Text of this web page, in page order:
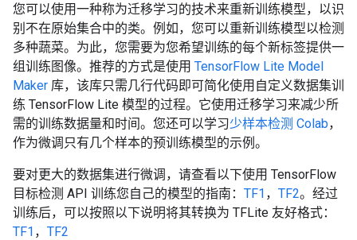
您可以使用一种称为迁移学习的技术来重新训练模型，以识
别不在原始集合中的类。例如，您可以重新训练模型以检测
多种蔬菜。为此，您需要为您希望训练的每个新标签提供一
组训练图像。推荐的方式是使用 TensorFlow Lite Model
Maker 库，该库只需几行代码即可简化使用自定义数据集训
练 TensorFlow Lite 模型的过程。它使用迁移学习来减少所
需的训练数据量和时间。您还可以学习少样本检测 Colab，
作为微调只有几个样本的预训练模型的示例。
要对更大的数据集进行微调，请查看以下使用 TensorFlow
目标检测 API 训练您自己的模型的指南： TF1 ， TF2。经过
训练后，可以按照以下说明将其转换为 TFLite 友好格式：
TF1 ， TF2